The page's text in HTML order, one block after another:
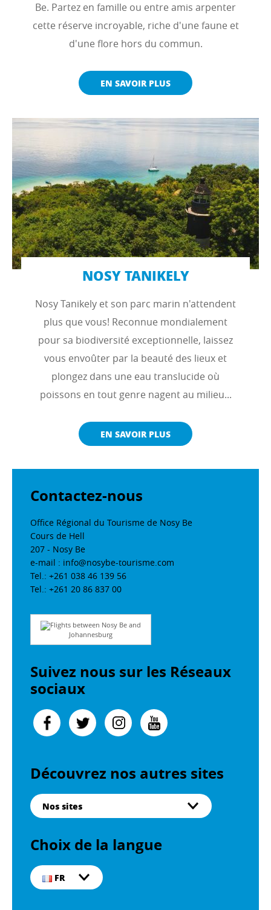
Be. Partez en famille ou entre amis arpenter
cette réserve incroyable, riche d'une faune et
d'une flore hors du commun.
EN SAVOIR PLUS
NOSY TANIKELY
Nosy Tanikely et son parc marin n'attendent
plus que vous! Reconnue mondialement
pour sa biodiversité exceptionnelle, laissez
vous envoûter par la beauté des lieux et
plongez dans une eau translucide où
poissons en tout genre nagent au milieu...
EN SAVOIR PLUS
Contactez-nous
Office Régional du Tourisme de Nosy Be
Cours de Hell
207 - Nosy Be
e-mail : info@nosybe-tourisme.com
Tel.: +261 038 46 139 56
Tel.: +261 20 86 837 00
Flights between Nosy Be and
Johannesburg
Suivez nous sur les Réseaux
sociaux
Découvrez nos autres sites
Nos sites
Choix de la langue
FR